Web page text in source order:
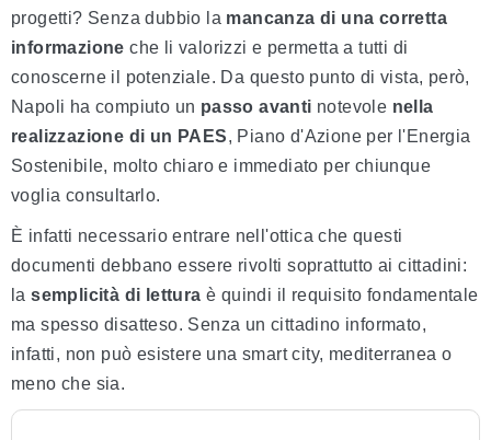
progetti? Senza dubbio la mancanza di una corretta
informazione che li valorizzi e permetta a tutti di
conoscerne il potenziale. Da questo punto di vista, però,
Napoli ha compiuto un passo avanti notevole nella
realizzazione di un PAES, Piano d'Azione per l'Energia
Sostenibile, molto chiaro e immediato per chiunque
voglia consultarlo.
È infatti necessario entrare nell'ottica che questi
documenti debbano essere rivolti soprattutto ai cittadini:
lasemplicità di lettura è quindi il requisito fondamentale
ma spesso disatteso. Senza un cittadino informato,
infatti, non può esistere una smart city, mediterranea o
meno che sia.